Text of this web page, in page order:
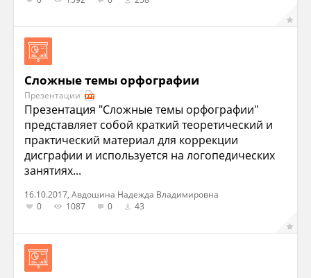
Сложные темы орфографии
Презентации
Презентация "Сложные темы орфографии"
представляет собой краткий теоретический и
практический материал для коррекции
дисграфии и используется на логопедических
занятиях...
16.10.2017, Авдошина Надежда Владимировна
0
1087 0 43